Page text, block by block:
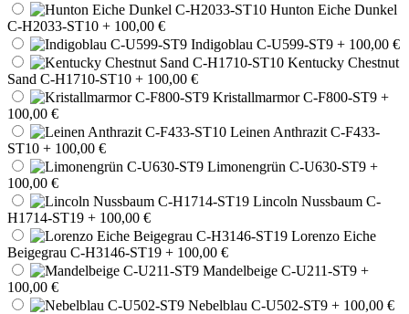
Hunton Eiche Dunkel
C-H2033-ST10 + 100,00 €
Indigoblau C-U599-ST9 + 100,00 €
Kentucky Chestnut
Sand C-H1710-ST10 + 100,00 €
Kristallmarmor C-F800-ST9 +
100,00 €
Leinen Anthrazit C-F433-
ST10 + 100,00 €
Limonengrün C-U630-ST9 +
100,00 €
Lincoln Nussbaum C-
H1714-ST19 + 100,00 €
Lorenzo Eiche
Beigegrau C-H3146-ST19 + 100,00 €
Mandelbeige C-U211-ST9 +
100,00 €
Nebelblau C-U502-ST9 + 100,00 €